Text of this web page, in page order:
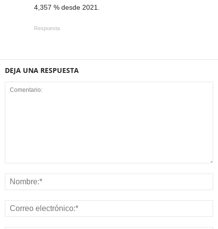
4,357 % desde 2021.
Respuesta
DEJA UNA RESPUESTA